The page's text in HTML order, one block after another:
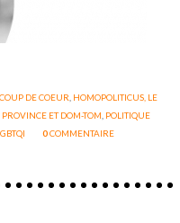
COUP DE COEUR HOMOPOLITICUS, LE
ET DOM-TOM POLITIQUE
0COMMENTAIRE